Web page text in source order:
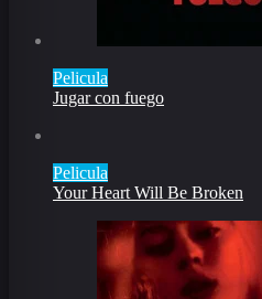
Pelicula
Jugar con fuego
Pelicula
Your Heart Will Be Broken